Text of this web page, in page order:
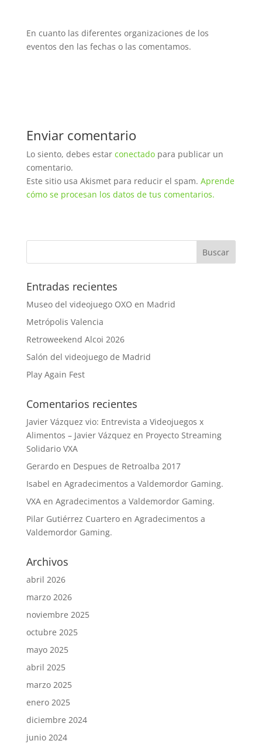
En cuanto las diferentes organizaciones de los
eventos den las fechas o las comentamos.
Enviar comentario
Lo siento, debes estar conectadopara publicar un
comentario.
Este sitio usa Akismet para reducir el spam. Aprende
cómo se procesan los datos de tus comentarios.
Entradas recientes
Museo del videojuego OXO en Madrid
Metrópolis Valencia
Retroweekend Alcoi 2026
Salón del videojuego de Madrid
Play Again Fest
Comentarios recientes
Javier Vázquez vio: Entrevista a Videojuegos x
Alimentos – Javier Vázquez en Proyecto Streaming
Solidario VXA
Gerardoen Despues de Retroalba 2017
Isabel en Agradecimentos a Valdemordor Gaming.
VXAen Agradecimentos a Valdemordor Gaming.
Pilar Gutiérrez Cuarteroen Agradecimentos a
Valdemordor Gaming.
Archivos
abril 2026
marzo 2026
noviembre 2025
octubre 2025
mayo 2025
abril 2025
marzo 2025
enero 2025
diciembre 2024
junio 2024